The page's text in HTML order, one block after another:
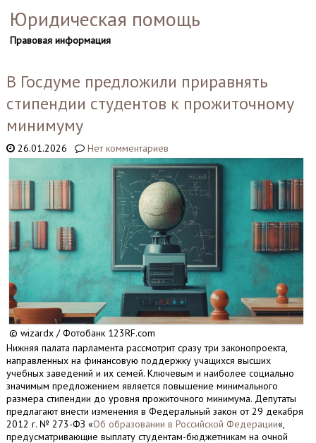
Юридическая помощь
Правовая информация
В Госдуме предложили приравнять
стипендии студентов к прожиточному
минимуму
26.01.2026 Нет комментариев
© wizardx / Фотобанк 123RF.com
Нижняя палата парламента рассмотрит сразу три законопроекта,
направленных на финансовую поддержку учащихся высших
учебных заведений и их семей. Ключевым и наиболее социально
значимым предложением является повышение минимального
размера стипендии до уровня прожиточного минимума. Депутаты
предлагают внести изменения в Федеральный закон от 29 декабря
2012 г. № 273-ФЗ «Об образовании в Российской Федерации«,
предусматривающие выплату студентам-бюджетникам на очной